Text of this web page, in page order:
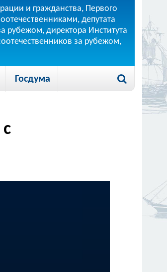
и гражданства, Первого
депутата
рубежом, директора Института
за рубежом,
Госдума